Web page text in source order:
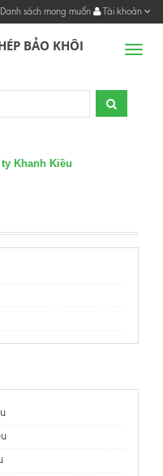
Danh sách mong muốn Tài khoản
BẢO KHÔI
Khanh Kiều